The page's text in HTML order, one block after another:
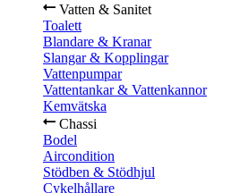
Vatten & Sanitet
Toalett
Blandare & Kranar
Slangar & Kopplingar
Vattenpumpar
Vattentankar & Vattenkannor
Kemvätska
Chassi
Bodel
Aircondition
Stödben & Stödhjul
Cykelhållare